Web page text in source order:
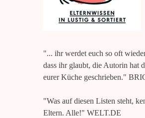
"... ihr werdet euch so oft
dass ihr glaubt, die Autorin hat
eurer Küche geschrieben."
"Was auf diesen Listen steht,
Eltern. Alle!" WELT.DE